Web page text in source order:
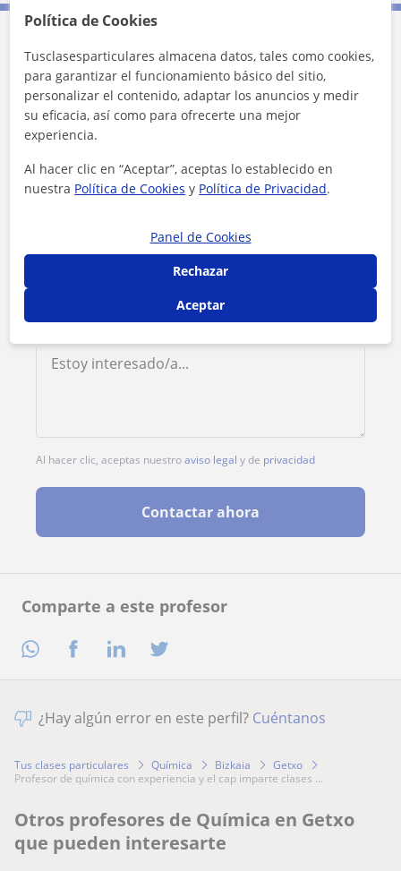
Comparte a este profesor
Contacta con Adrián
Tarifa 14
Al hacer clic, aceptas nuestroaviso legal y de privacidad
Contactar ahora
¿Hay algún error en este perfil? Cuéntanos
Tus clases particulares Química Bizkaia
Getxo
profesor de química con experiencia y el cap imparte clases ...
Otros profesores de Química en Getxo
que pueden interesarte
Política de Cookies
Tusclasesparticulares almacena datos, tales como cookies,
para garantizar el funcionamiento básico del sitio,
personalizar el contenido, adaptar los anuncios y medir
su eficacia, así como para ofrecerte una mejor
experiencia.
Al hacer clic en “Aceptar”, aceptas lo establecido en
nuestra Política de Cookies y Política de Privacidad.
Panel de Cookies
Rechazar
Aceptar